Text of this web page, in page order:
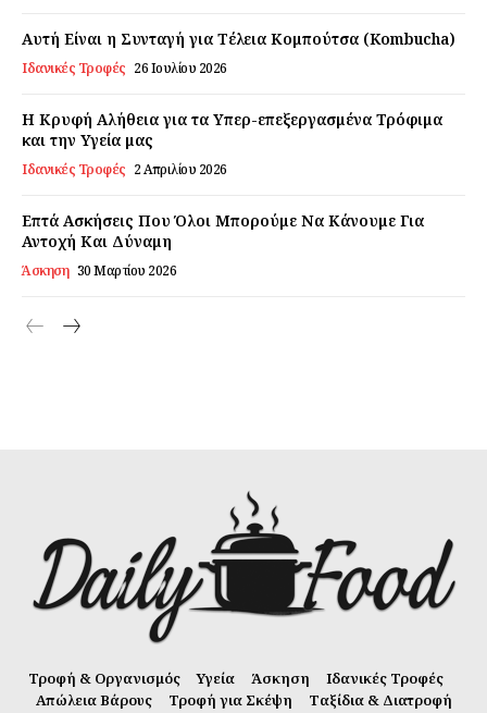
Daily Food
Σχετικά με εμάς
Ο λογαριασμός μου
Επικοινωνία
Αυτή Είναι η Συνταγή για Τέλεια Κομπούτσα (Kombucha)
Ιδανικές Τροφές 26 Ιουλίου 2026
Η Κρυφή Αλήθεια για τα Υπερ-επεξεργασμένα Τρόφιμα
και την Υγεία μας
Ιδανικές Τροφές 2 Απριλίου 2026
Επτά Ασκήσεις Που Όλοι Μπορούμε Να Κάνουμε Για
Αντοχή Και Δύναμη
Άσκηση 30 Μαρτίου 2026
Τροφή & Οργανισμός Υγεία Άσκηση
Ιδανικές Τροφές
Απώλεια Βάρους
Τροφή για Σκέψη Ταξίδια & Διατροφή